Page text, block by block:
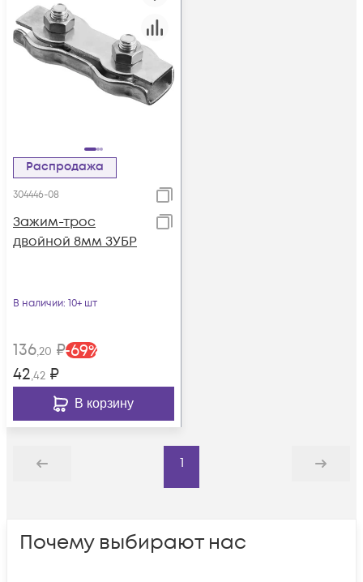
Распродажа
304446-08
Зажим-трос
двойной 8мм ЗУБР
В наличии: 10+ шт
136,20 ₽-69%
42,42 ₽
В корзину
Назад
1
Дальше
Почему выбирают нас